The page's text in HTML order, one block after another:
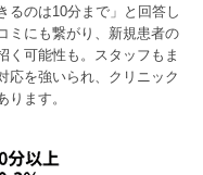
るのは10分まで」と回答し
ミにも繋がり、新規患者の
く可能性も。スタッフもま
応を強いられ、クリニック
ます。